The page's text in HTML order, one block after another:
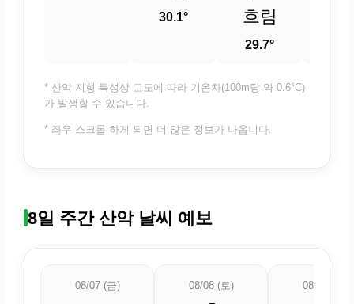
30.1°
흐림
29.7°
* 산악 지형 특성상 고도에 따라 기온차(100m당 약 0.6°C)
가 발생할 수 있습니다.
* 좌우 스크롤 하게 되면 더 많은 정보가 나옵니다.
8일 주간 산악 날씨 예보
08/07 (금) 08/08 (토) 08/09 (일)